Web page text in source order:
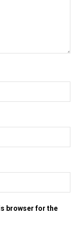
browser for the